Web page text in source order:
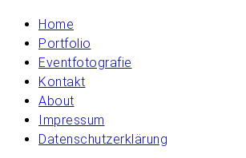
Home
Portfolio
Eventfotografie
Kontakt
About
Impressum
Datenschutzerklärung